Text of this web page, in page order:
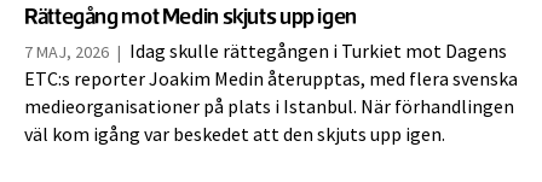
Rättegång mot Medin skjuts upp igen
7 MAJ, 2026 | Idag skulle rättegången i Turkiet mot Dagens
ETC:s reporter Joakim Medin återupptas, med flera svenska
medieorganisationer på plats i Istanbul. När förhandlingen
väl kom igång var beskedet att den skjuts upp igen.